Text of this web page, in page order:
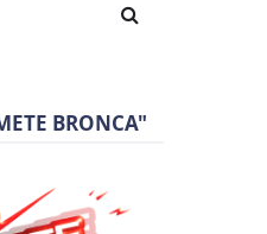
BRONCA"